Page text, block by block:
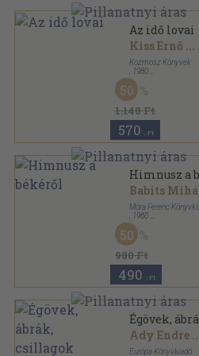
Az idő lovai
Kiss Ernő ...
Kozmosz Könyvek
1980
Vászon
A világirodalom
1.140 Ft
50
570 ,-Ft
Himnusz a
Babits
Móra Ferenc
1960
Fűzött keménykötés
A világirodalom
980 Ft
50
490 ,-Ft
Égövek,
Ady Endre
Európa Könyvkiadó